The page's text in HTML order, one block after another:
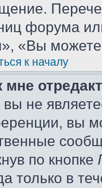
форума
«Вы можете
к началу
мне
вы не
вы
по кнопке
только в